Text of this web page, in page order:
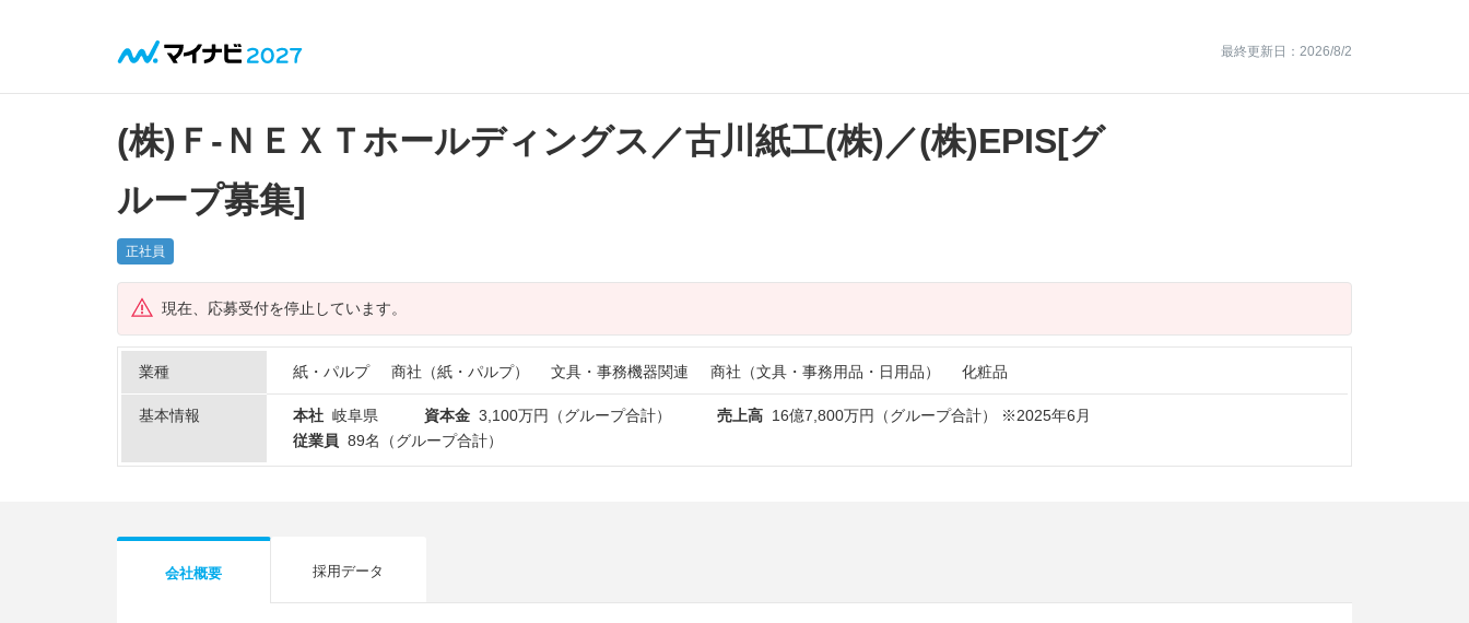
最終更新日：2026/8/2
(株)Ｆ‐ＮＥＸＴホールディングス／古川紙工(株)／(株)EPIS[グ
ループ募集]
正社員
現在、応募受付を停止しています。
業種 紙・パルプ 商社（紙・パルプ） 文具・事務機器関連 商社（文具・事務用品・日用品） 化粧品
基本情報 本社 岐阜県 資本金 3,100万円（グループ合計） 売上高 16億7,800万円（グループ合計） ※2025年6月
従業員 89名（グループ合計）
会社概要 採用データ